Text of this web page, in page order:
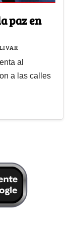
paz en
al
a las calles